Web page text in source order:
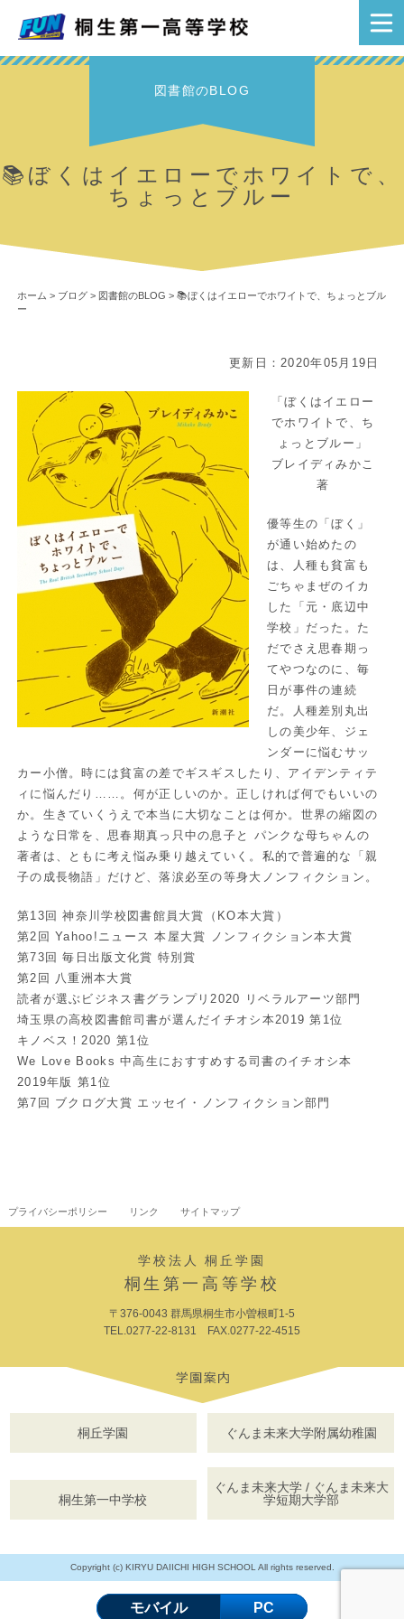
図書館のBLOG
📚ぼくはイエローでホワイトで、
ちょっとブルー
ホーム > ブログ> 図書館のBLOG > 📚ぼくはイエローでホワイトで、ちょっとブル
ー
更新日：2020年05月19日
「ぼくはイエロー
でホワイトで、ち
ょっとブルー」
ブレイディみかこ
著
優等生の「ぼく」
が通い始めたの
は、人種も貧富も
ごちゃまぜのイカ
した「元・底辺中
学校」だった。た
だでさえ思春期っ
てやつなのに、毎
日が事件の連続
だ。人種差別丸出
しの美少年、ジェ
ンダーに悩むサッ
カー小僧。時には貧富の差でギスギスしたり、アイデンティテ
ィに悩んだり……。何が正しいのか。正しければ何でもいいの
か。生きていくうえで本当に大切なことは何か。世界の縮図の
ような日常を、思春期真っ只中の息子と パンクな母ちゃんの
著者は、ともに考え悩み乗り越えていく。私的で普遍的な「親
子の成長物語」だけど、落涙必至の等身大ノンフィクション。
第13回 神奈川学校図書館員大賞（KO本大賞）
第2回 Yahoo!ニュース 本屋大賞 ノンフィクション本大賞
第73回 毎日出版文化賞 特別賞
第2回 八重洲本大賞
読者が選ぶビジネス書グランプリ2020 リベラルアーツ部門
埼玉県の高校図書館司書が選んだイチオシ本2019 第1位
キノベス！2020 第1位
We Love Books 中高生におすすめする司書のイチオシ本
2019年版 第1位
第7回 ブクログ大賞 エッセイ・ノンフィクション部門
プライバシーポリシー リンク サイトマップ
学校法人 桐丘学園
桐生第一高等学校
〒376-0043 群馬県桐生市小曽根町1-5
TEL.0277-22-8131 FAX.0277-22-4515
桐丘学園 ぐんま未来大学附属幼稚園
桐生第一中学校
ぐんま未来大学 / ぐんま未来大
学短期大学部
Copyright (c) KIRYU DAIICHI HIGH SCHOOL All rights reserved.
モバイル PC